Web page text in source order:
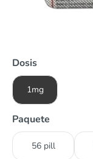
Dosis
1mg
Paquete
56 pill